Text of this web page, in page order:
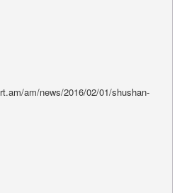
am/news/2016/02/01/shushan-